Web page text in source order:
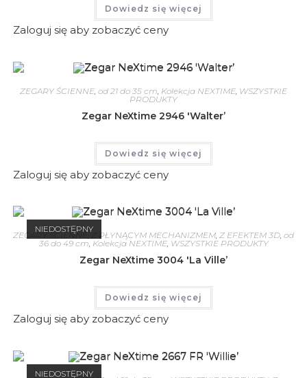
Dowiedz się więcej
Zaloguj się aby zobaczyć ceny
ZEGARY ŚCIENNE od 21 do 35 cm Kolekcja NEXTIME WSZYSTKIE
PRODUKTY
Zegar NeXtime 2946 'Walter’
Dowiedz się więcej
Zaloguj się aby zobaczyć ceny
NIEDOSTĘPNY
ZEGARY ŚCIENNE, Z PŁYNĄCYM MECHANIZMEM, Z EFEKTEM 3D, od
36 do 49 cm, Kolekcja NEXTIME, WSZYSTKIE PRODUKTY
Zegar NeXtime 3004 'La Ville’
Dowiedz się więcej
Zaloguj się aby zobaczyć ceny
NIEDOSTĘPNY